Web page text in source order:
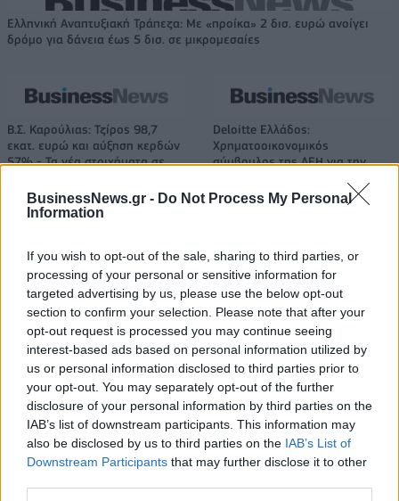
BusinessNews.gr - Do Not Process My Personal
Information
If you wish to opt-out of the sale, sharing to third parties, or
processing of your personal or sensitive information for
targeted advertising by us, please use the below opt-out
section to confirm your selection. Please note that after your
opt-out request is processed you may continue seeing
interest-based ads based on personal information utilized by
us or personal information disclosed to third parties prior to
your opt-out. You may separately opt-out of the further
disclosure of your personal information by third parties on the
IAB’s list of downstream participants. This information may
also be disclosed by us to third parties on the IAB’s List of
Downstream Participants that may further disclose it to other
Ελληνική Αναπτυξιακή Τράπεζα: Με «προίκα» 2 δισ. ευρώ ανοίγει
δρόμο για δάνεια έως 5 δισ. σε μικρομεσαίες
Β.Σ. Καρούλιας: Τζίρος 98,7
εκατ. ευρώ και αύξηση κερδών
57% - Τα νέα στοιχήματα σε
Deloitte Ελλάδος:
Χρηματοοικονομικός
σύμβουλος της ΔΕΗ για την
ενέργειας
Η Chery επενδύει 75 εκατ. δολάρια στην KG Mobility
Το FIAT 500 Hybrid τώρα από
18.990 ευρώ
Ατρόμητος και Novibet
συνεχίζουν μαζί: Ανανέωση της
συνεργασίας τους μέχρι το
18η συνεχόμενη χρονιά για τον ΟΤΕ στη διεθνή σειρά δεικτών
FTSE4Good